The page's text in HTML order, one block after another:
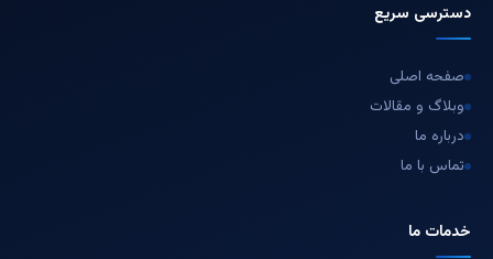
دسترسی سریع
صفحه اصلی
وبلاگ و مقالات
درباره ما
تماس با ما
خدمات ما